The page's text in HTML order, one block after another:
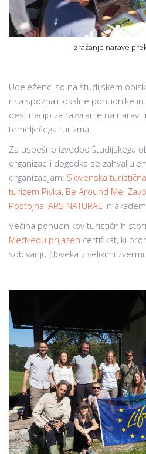
Izražanje narave
Udeleženci so na študijskem
risa spoznali lokalne ponudnike
destinacijo za razvijanje na naravi
temelječega turizma.
Za uspešno izvedbo študijskega
organizaciji dogodka se
organizacijam: Slovenska
turizem Pivka, Be Around Me,
Postojna, ARS NATURAE in
Večina ponudnikov turističnih
Medvedu prijazen certifikat, ki
sobivanju človeka z velikimi zvermi.